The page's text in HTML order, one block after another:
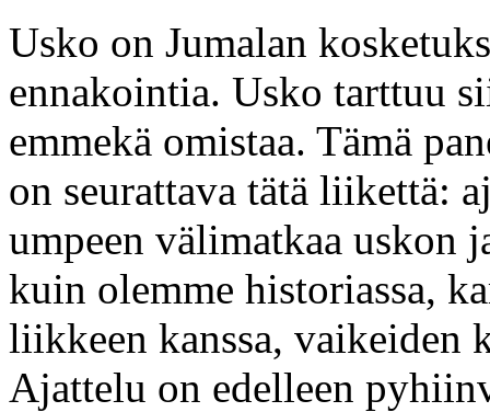
Usko on Jumalan
ennakointia. Usko tarttuu
emmekä omistaa. Tämä
on seurattava tätä liikettä:
umpeen välimatkaa uskon
kuin olemme historiassa,
liikkeen kanssa, vaikeiden
Ajattelu on edelleen